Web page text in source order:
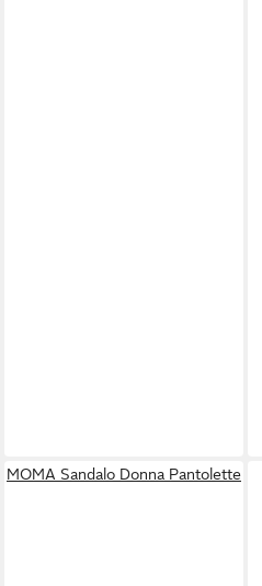
MOMA Sandalo Donna Pantolette